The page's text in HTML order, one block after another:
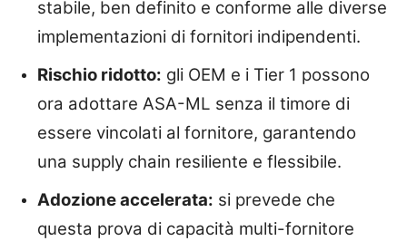
stabile, ben definito e conforme alle diverse
implementazioni di fornitori indipendenti.
Rischio ridotto: gli OEM e i Tier 1 possono
ora adottare ASA-ML senza il timore di
essere vincolati al fornitore, garantendo
una supply chain resiliente e flessibile.
Adozione accelerata: si prevede che
questa prova di capacità multi-fornitore